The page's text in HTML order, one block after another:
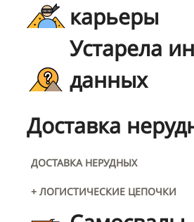
карьеры
Устарела
данных
Доставка
ДОСТАВКА НЕРУДНЫХ
+ ЛОГИСТИЧЕСКИЕ ЦЕПОЧКИ